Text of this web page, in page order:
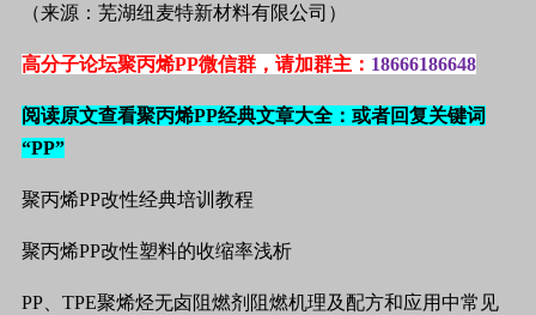
（来源：芜湖纽麦特新材料有限公司）
高分子论坛聚丙烯PP微信群，请加群主： 18666186648
阅读原文查看聚丙烯PP经典文章大全： 或者回复关键词
“PP”
聚丙烯PP改性经典培训教程
聚丙烯PP改性塑料的收缩率浅析
PP TPE聚烯烃无卤阻燃剂阻燃机理及配方和应用中常见